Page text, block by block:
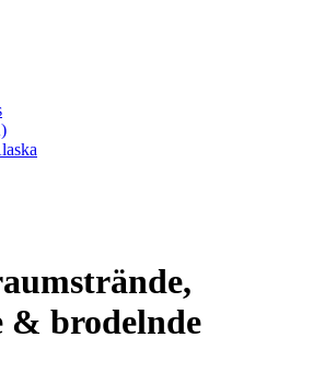
& brodelnde